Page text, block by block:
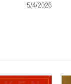
5/4/2026